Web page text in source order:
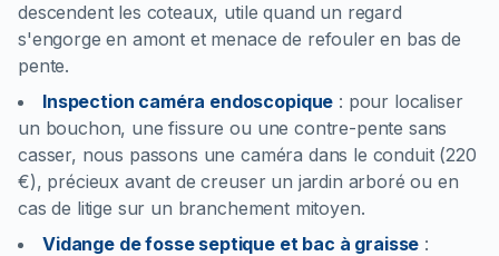
descendent les coteaux, utile quand un regard
s'engorge en amont et menace de refouler en bas de
pente.
Inspection caméra endoscopique : pour localiser
un bouchon, une fissure ou une contre-pente sans
casser, nous passons une caméra dans le conduit (220
€), précieux avant de creuser un jardin arboré ou en
cas de litige sur un branchement mitoyen.
Vidange de fosse septique et bac à graisse :